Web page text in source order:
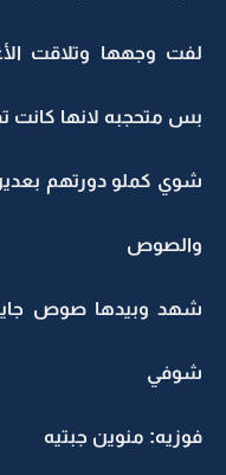
لفت وجهها وتلاقت
بس متحجبه لانها
شوي كملو دورتهم بعدين
والصوص
شهد وبيدها صوص
شوفي
فوزيه: منوين جبتيه